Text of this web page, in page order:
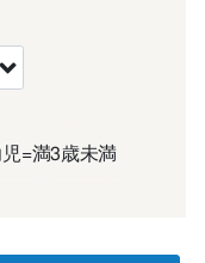
=満3歳未満